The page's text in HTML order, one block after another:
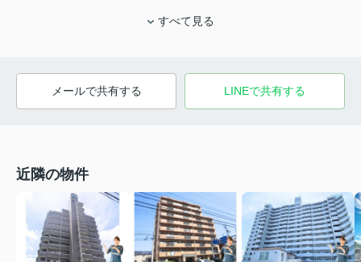
すべて見る
メールで共有する LINEで共有する
近隣の物件